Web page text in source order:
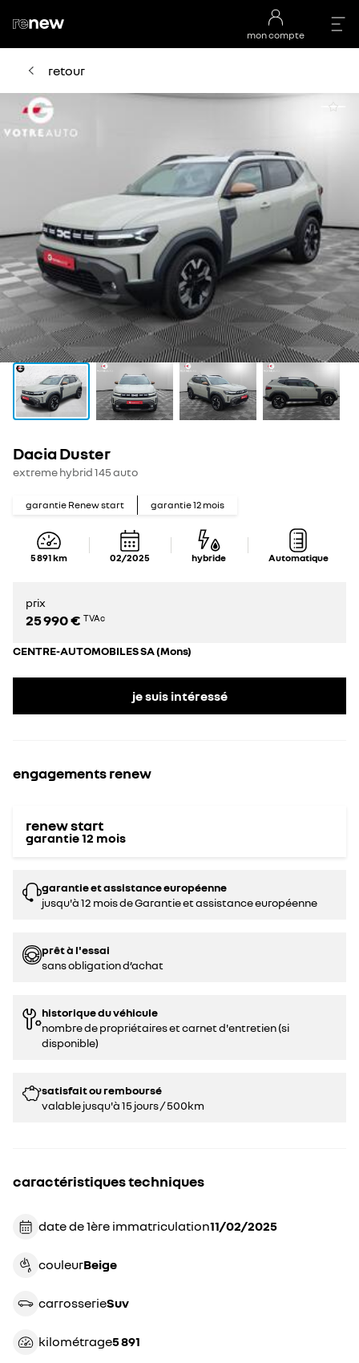
mon compte
retour
Dacia Duster
extreme hybrid 145 auto
garantie Renew start garantie12 mois
5 891km 02/2025 hybride Automatique
prix
25 990 € TVAc
CENTRE-AUTOMOBILES SA (Mons)
je suis intéressé
engagements renew
renew start
garantie12 mois
garantie et assistance européenne
jusqu'à 12 mois de Garantie et assistance européenne
prêt à l'essai
sans obligation d’achat
historique du véhicule
nombre de propriétaires et carnet d'entretien (si
disponible)
satisfait ou remboursé
valable jusqu'à 15 jours / 500km
caractéristiques techniques
date de 1ère immatriculation 11/02/2025
couleur beige
carrosserie suv
kilométrage 5 891